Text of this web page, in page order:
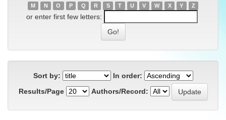
M
N O P Q R S T U V W X Y Z
or enter first few letters:
Sort by:
In order:
Results/Page
Authors/Record: